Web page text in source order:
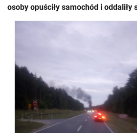
osoby opuściły samochód i